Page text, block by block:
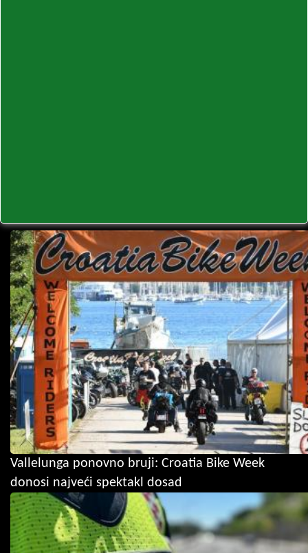
Vallelunga ponovno bruji: Croatia Bike Week
donosi najveći spektakl dosad